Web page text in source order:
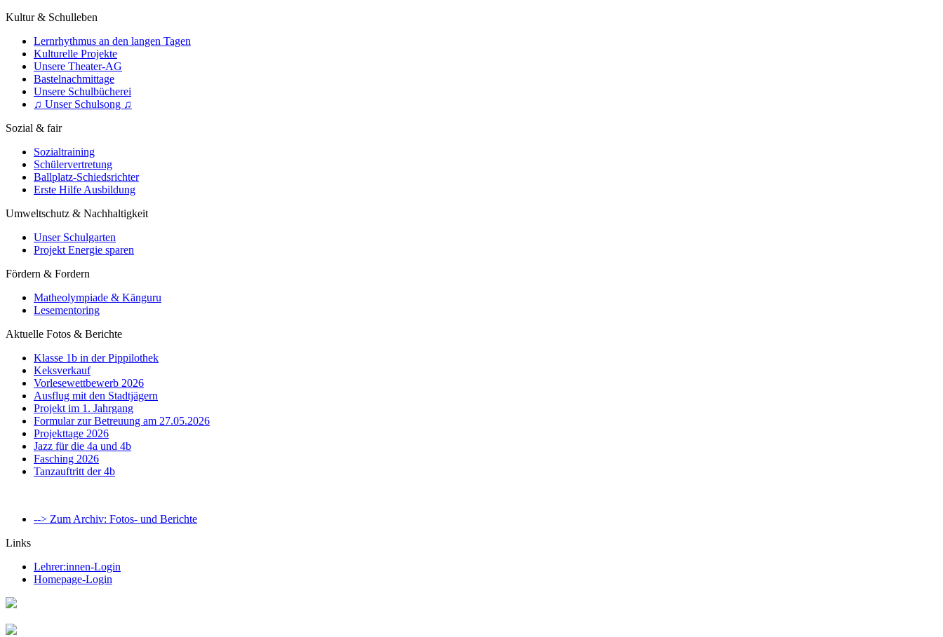
Kultur & Schulleben
Lernrhythmus an den langen Tagen
Kulturelle Projekte
Unsere Theater-AG
Bastelnachmittage
Unsere Schulbücherei
♫ Unser Schulsong ♫
Sozial & fair
Sozialtraining
Schülervertretung
Ballplatz-Schiedsrichter
Erste Hilfe Ausbildung
Umweltschutz & Nachhaltigkeit
Unser Schulgarten
Projekt Energie sparen
Fördern & Fordern
Matheolympiade & Känguru
Lesementoring
Aktuelle Fotos & Berichte
Klasse 1b in der Pippilothek
Keksverkauf
Vorlesewettbewerb 2026
Ausflug mit den Stadtjägern
Projekt im 1. Jahrgang
Formular zur Betreuung am 27.05.2026
Projekttage 2026
Jazz für die 4a und 4b
Fasching 2026
Tanzauftritt der 4b
--> Zum Archiv: Fotos- und Berichte
Links
Lehrer:innen-Login
Homepage-Login